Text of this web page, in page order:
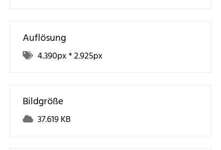
Auflösung
4.390px *2.925px
Bildgröße
37.619 KB